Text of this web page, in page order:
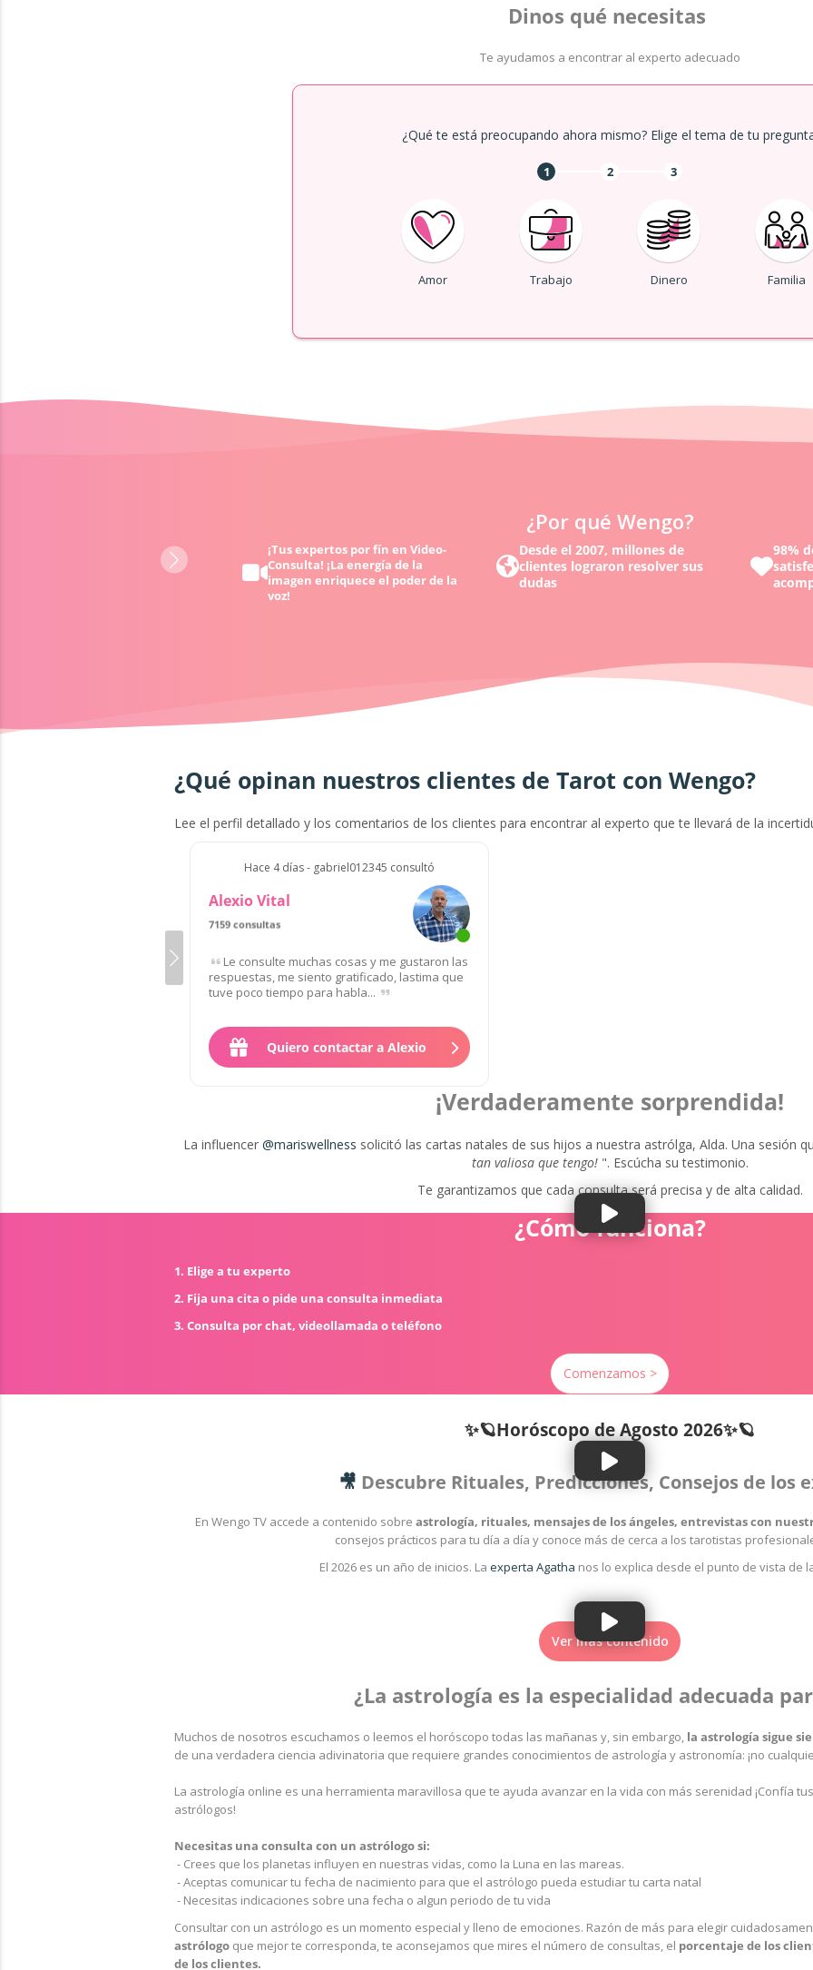
Dinos qué necesitas
Te ayudamos a encontrar al experto adecuado
¿Qué te está preocupando ahora mismo? Elige el tema de tu
1 2 3
Amor Trabajo Dinero Familia
¿Por qué Wengo?
Obtén ayuda 24/7 - cuando
¡Tus expertos por fín en Video-
Consulta! ¡La energía de la
imagen enriquece el poder de la
voz!
Desde el 2007, millones de
clientes lograron resolver sus
dudas
98%
¿Qué opinan nuestros clientes de Tarot con Wengo?
Lee el perfil detallado y los comentarios de los clientes para encontrar al experto que te llevará de la
Hace 4 días - gabriel012345 consultó
Alexio Vital
7159 consultas
de 37 clientes
Le consulte muchas cosas y me gustaron las
respuestas, me siento gratificado, lastima que
tuve poco tiempo para habla...
Quiero contactar a Alexio
¡Verdaderamente sorprendida!
La influencer @mariswellness solicitó las cartas natales de sus hijos a nuestra astrólga, Alda. Una sesión
tan valiosa que tengo!". Escúcha su testimonio.
Te garantizamos que cada consulta será precisa y de alta calidad.
¿Cómo funciona?
1. Elige a tu experto
2. Fija una cita o pide una consulta inmediata
3. Consulta por chat, videollamada o teléfono
Comenzamos >
✨🪐Horóscopo deAgosto 2026✨🪐
🎥 Descubre Rituales, Predicciones, Consejos de los
En Wengo TV accede a contenido sobre astrología, rituales, mensajes de los ángeles, entrevistas con
consejos prácticos para tu día a día y conoce más de cerca a los tarotistas
El 2026 es un año de inicios. La experta Agatha nos lo explica desde el punto de vista de
Ver más contenido
¿La astrología es la especialidad adecuada
Muchos de nosotros escuchamos o leemos el horóscopo todas las mañanas y, sin embargo, la astrología sigue
de una verdadera ciencia adivinatoria que requiere grandes conocimientos de astrología y astronomía: ¡no
La astrología online es una herramienta maravillosa que te ayuda avanzar en la vida con más serenidad ¡Confía
astrólogos!
Necesitas una consulta con un astrólogo si:
- Crees que los planetas influyen en nuestras vidas, como la Luna en las mareas.
- Aceptas comunicar tu fecha de nacimiento para que el astrólogo pueda estudiar tu carta natal
- Necesitas indicaciones sobre una fecha o algun periodo de tu vida
Consultar con un astrólogo es un momento especial y lleno de emociones. Razón de más para elegir
astrólogo que mejor te corresponda, te aconsejamos que mires el número de consultas, el porcentaje de los
de los clientes.